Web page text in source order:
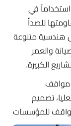
استخداماً في
للصدأ
هندسية متنوعة
والعمر
الكبيرة.
مواقف
تصميم
للمؤسسات